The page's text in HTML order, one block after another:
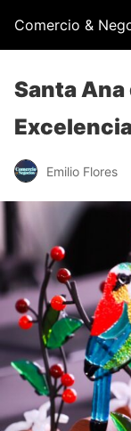
Comercio &
Santa Ana
Emilio Flores